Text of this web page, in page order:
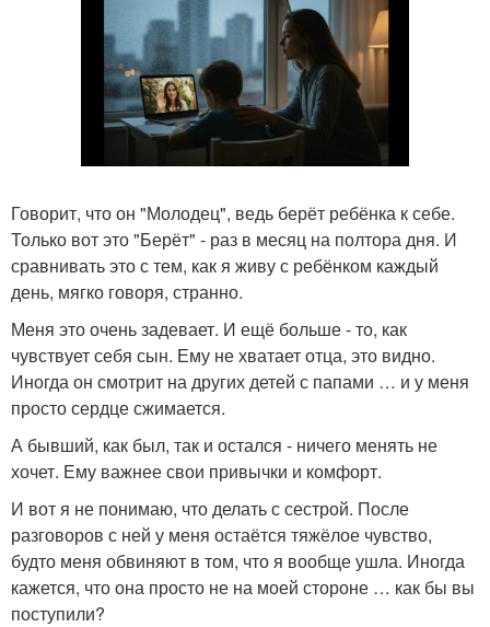
Говорит, что он "Молодец", ведь берёт ребёнка к себе.
Только вот это "Берёт" - раз в месяц на полтора дня. И
сравнивать это с тем, как я живу с ребёнком каждый
день, мягко говоря, странно.
Меня это очень задевает. И ещё больше - то, как
чувствует себя сын. Ему не хватает отца, это видно.
Иногда он смотрит на других детей с папами … и у меня
просто сердце сжимается.
А бывший, как был, так и остался - ничего менять не
хочет. Ему важнее свои привычки и комфорт.
И вот я не понимаю, что делать с сестрой. После
разговоров с ней у меня остаётся тяжёлое чувство,
будто меня обвиняют в том, что я вообще ушла. Иногда
кажется, что она просто не на моей стороне … как бы вы
поступили?